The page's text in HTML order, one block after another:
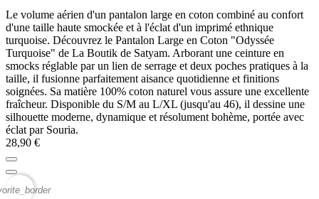
Le volume aérien d'un pantalon large en coton combiné au confort
d'une taille haute smockée et à l'éclat d'un imprimé ethnique
turquoise. Découvrez le Pantalon Large en Coton "Odyssée
Turquoise" de La Boutik de Satyam. Arborant une ceinture en
smocks réglable par un lien de serrage et deux poches pratiques à la
taille, il fusionne parfaitement aisance quotidienne et finitions
soignées. Sa matière 100% coton naturel vous assure une excellente
fraîcheur. Disponible du S/M au L/XL (jusqu'au 46), il dessine une
silhouette moderne, dynamique et résolument bohème, portée avec
éclat par Souria.
28,90 €